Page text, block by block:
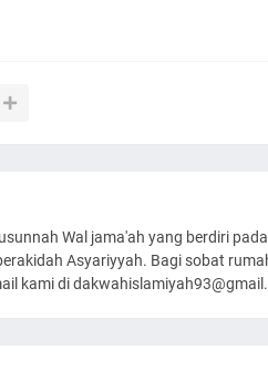
Wal jama'ah yang berdiri pada
Asyariyyah. Bagi sobat
kami di